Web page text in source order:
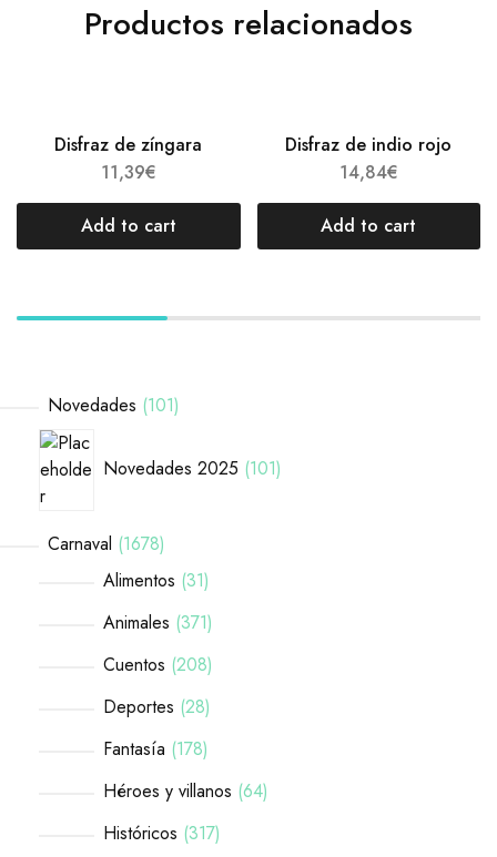
Productos relacionados
Disfraz de zíngara
11,39€
Add to cart
Disfraz de indio rojo
14,84€
Add to cart
Novedades 101
Novedades 2025 101
Carnaval 1678
Alimentos 31
Animales 371
Cuentos 208
Deportes 28
Fantasía 178
Héroes y villanos 64
Históricos 317